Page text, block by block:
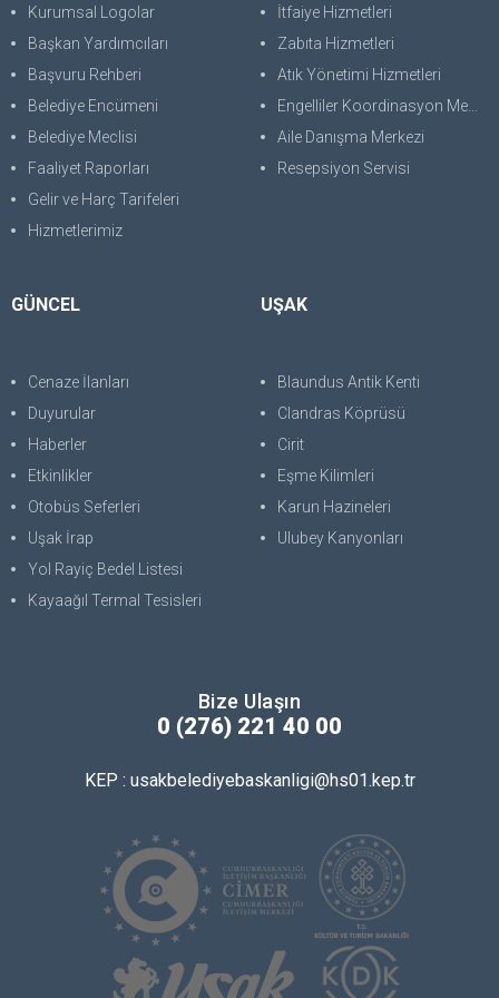
Kurumsal Logolar
Başkan Yardımcıları
Başvuru Rehberi
Belediye Encümeni
Belediye Meclisi
Faaliyet Raporları
Gelir ve Harç Tarifeleri
Hizmetlerimiz
İtfaiye Hizmetleri
Zabıta Hizmetleri
Atık Yönetimi Hizmetleri
Engelliler Koordinasyon Merkezi
Aile Danışma Merkezi
Resepsiyon Servisi
GÜNCEL
Cenaze İlanları
Duyurular
Haberler
Etkinlikler
Otobüs Seferleri
Uşak İrap
Yol Rayiç Bedel Listesi
Kayaağıl Termal Tesisleri
UŞAK
Blaundus Antik Kenti
Clandras Köprüsü
Cirit
Eşme Kilimleri
Karun Hazineleri
Ulubey Kanyonları
Bize Ulaşın
0 (276) 221 40 00
KEP : usakbelediyebaskanligi@hs01.kep.tr